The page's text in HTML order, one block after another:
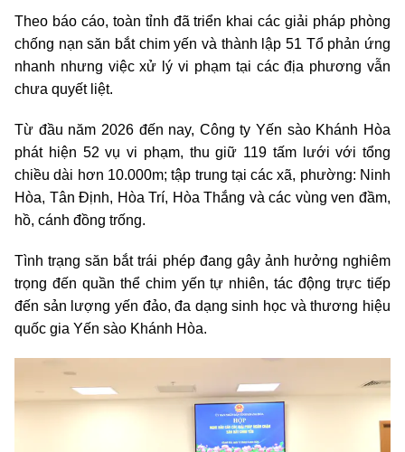
Theo báo cáo, toàn tỉnh đã triển khai các giải pháp phòng
chống nạn săn bắt chim yến và thành lập 51 Tổ phản ứng
nhanh nhưng việc xử lý vi phạm tại các địa phương vẫn
chưa quyết liệt.
Từ đầu năm 2026 đến nay, Công ty Yến sào Khánh Hòa
phát hiện 52 vụ vi phạm, thu giữ 119 tấm lưới với tổng
chiều dài hơn 10.000m; tập trung tại các xã, phường: Ninh
Hòa, Tân Định, Hòa Trí, Hòa Thắng và các vùng ven đầm,
hồ, cánh đồng trống.
Tình trạng săn bắt trái phép đang gây ảnh hưởng nghiêm
trọng đến quần thể chim yến tự nhiên, tác động trực tiếp
đến sản lượng yến đảo, đa dạng sinh học và thương hiệu
quốc gia Yến sào Khánh Hòa.